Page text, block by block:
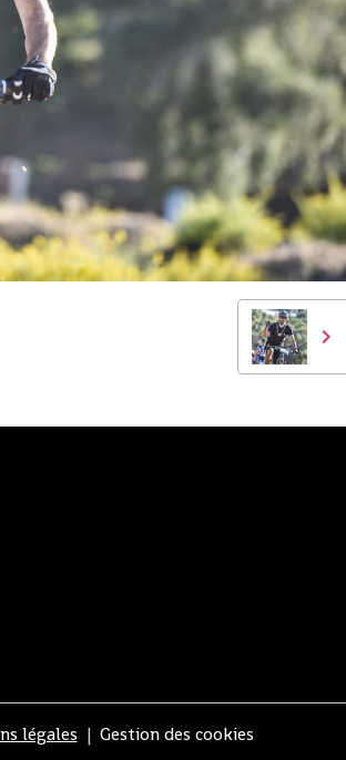
légales Gestion des cookies